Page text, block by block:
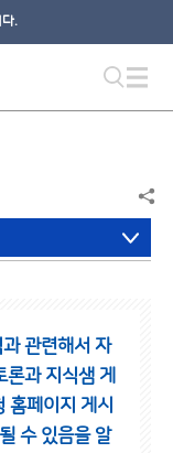
다.
관련해서 자
론과 지식샘 게
홈페이지 게시
수 있음을 알